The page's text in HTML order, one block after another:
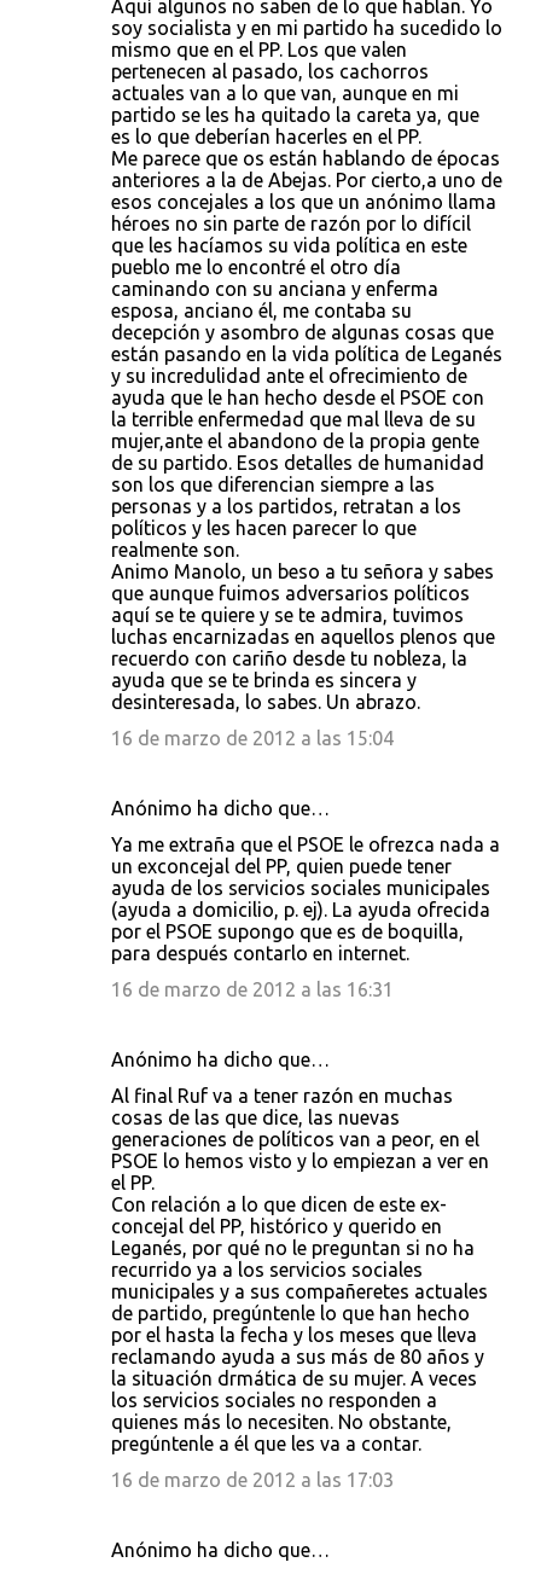
Aquí algunos no saben de lo que hablan. Yo
soy socialista y en mi partido ha sucedido lo
mismo que en el PP. Los que valen
pertenecen al pasado, los cachorros
actuales van a lo que van, aunque en mi
partido se les ha quitado la careta ya, que
es lo que deberían hacerles en el PP.
Me parece que os están hablando de épocas
anteriores a la de Abejas. Por cierto,a uno de
esos concejales a los que un anónimo llama
héroes no sin parte de razón por lo difícil
que les hacíamos su vida política en este
pueblo me lo encontré el otro día
caminando con su anciana y enferma
esposa, anciano él, me contaba su
decepción y asombro de algunas cosas que
están pasando en la vida política de Leganés
y su incredulidad ante el ofrecimiento de
ayuda que le han hecho desde el PSOE con
la terrible enfermedad que mal lleva de su
mujer,ante el abandono de la propia gente
de su partido. Esos detalles de humanidad
son los que diferencian siempre a las
personas y a los partidos, retratan a los
políticos y les hacen parecer lo que
realmente son.
Animo Manolo, un beso a tu señora y sabes
que aunque fuimos adversarios políticos
aquí se te quiere y se te admira, tuvimos
luchas encarnizadas en aquellos plenos que
recuerdo con cariño desde tu nobleza, la
ayuda que se te brinda es sincera y
desinteresada, lo sabes. Un abrazo.
16 de marzo de 2012 a las 15:04
Anónimo ha dicho que…
Ya me extraña que el PSOE le ofrezca nada a
un exconcejal del PP, quien puede tener
ayuda de los servicios sociales municipales
(ayuda a domicilio, p. ej). La ayuda ofrecida
por el PSOE supongo que es de boquilla,
para después contarlo en internet.
16 de marzo de 2012 a las 16:31
Anónimo ha dicho que…
Al final Ruf va a tener razón en muchas
cosas de las que dice, las nuevas
generaciones de políticos van a peor, en el
PSOE lo hemos visto y lo empiezan a ver en
el PP.
Con relación a lo que dicen de este ex-
concejal del PP, histórico y querido en
Leganés, por qué no le preguntan si no ha
recurrido ya a los servicios sociales
municipales y a sus compañeretes actuales
de partido, pregúntenle lo que han hecho
por el hasta la fecha y los meses que lleva
reclamando ayuda a sus más de 80 años y
la situación drmática de su mujer. A veces
los servicios sociales no responden a
quienes más lo necesiten. No obstante,
pregúntenle a él que les va a contar.
16 de marzo de 2012 a las 17:03
Anónimo ha dicho que…